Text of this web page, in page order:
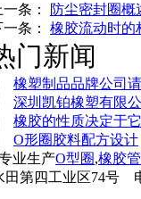
一条：
防尘密封圈概
一条： 橡胶流动时的
门新闻
橡塑制品品牌公司
深圳凯铂橡塑有限
橡胶的性质决定于
O形圈胶料配方设计
业生产O型圈,橡胶管
第四工业区74号